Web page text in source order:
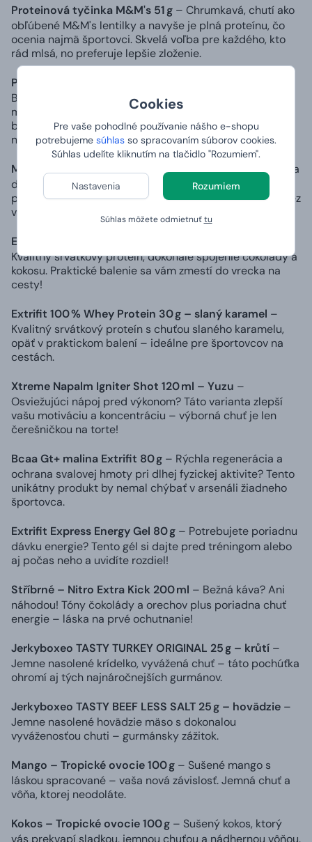
Cookies
Pre vaše pohodlné používanie nášho e-shopu
potrebujeme súhlas so spracovaním súborov cookies.
Súhlas udelíte kliknutím na tlačidlo "Rozumiem".
Nastavenia Rozumiem
Súhlas môžete odmietnuťtu
Proteinová tyčinka M&M's 51 g – Chrumkavá, chutí ako
obľúbené M&M's lentilky a navyše je plná proteínu, čo
ocenia najmä športovci. Skvelá voľba pre každého, kto
rád mlsá, no preferuje lepšie zloženie.
Proteinová tyčinka Bounty 52 g
Bounty! Preto vznikla táto proteínová varianta, aby si ju
mohli bez výčitiek dopriať aj športovci. Obsahuje veľa
bielkovín – spojenie príjemného s užitočným. Túto
nezameniteľnú chuť si užijete!
MProtein Cookie 60 g – chocolate chips– Fit svačinka
do vrecka, ktorá vám dodá energiu. Ideálne pochúťka
plná čokolády a bielkovín. Utiší vašu chuť na sladké – bez
výčitiek!
Extrifit 100 % Whey Protein 30 g – čokoláda/kokos
Kvalitný srvátkový proteín, dokonalé spojenie čokolády a
kokosu. Praktické balenie sa vám zmestí do vrecka na
cesty!
Extrifit 100 % Whey Protein 30 g – slaný karamel –
Kvalitný srvátkový proteín s chuťou slaného karamelu,
opäť v praktickom balení – ideálne pre športovcov na
cestách.
Xtreme Napalm Igniter Shot 120 ml – Yuzu –
Osviežujúci nápoj pred výkonom? Táto varianta zlepší
vašu motiváciu a koncentráciu – výborná chuť je len
čerešničkou na torte!
Bcaa Gt+ malina Extrifit 80 g – Rýchla regenerácia a
ochrana svalovej hmoty pri dlhej fyzickej aktivite? Tento
unikátny produkt by nemal chýbať v arsenáli žiadneho
športovca.
Extrifit Express Energy Gel 80 g – Potrebujete poriadnu
dávku energie? Tento gél si dajte pred tréningom alebo
aj počas neho a uvidíte rozdiel!
Stříbrné – Nitro Extra Kick 200 ml – Bežná káva? Ani
náhodou! Tóny čokolády a orechov plus poriadna chuť
energie – láska na prvé ochutnanie!
Jerkyboxeo TASTY TURKEY ORIGINAL 25 g – krůtí –
Jemne nasolené krídelko, vyvážená chuť – táto pochúťka
ohromí aj tých najnáročnejších gurmánov.
Jerkyboxeo TASTY BEEF LESS SALT 25 g – hovädzie –
Jemne nasolené hovädzie mäso s dokonalou
vyváženosťou chuti – gurmánsky zážitok.
Mango – Tropické ovocie 100 g – Sušené mango s
láskou spracované – vaša nová závislosť. Jemná chuť a
vôňa, ktorej neodoláte.
Kokos – Tropické ovocie 100 g – Sušený kokos, ktorý